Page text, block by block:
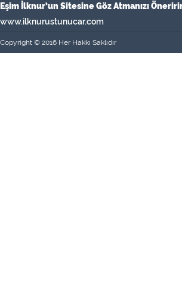
Eşim İlknur’un Sitesine Göz Atmanızı
www.ilknurustunucar.com
Copyright © 2016 Her Hakkı Saklıdır